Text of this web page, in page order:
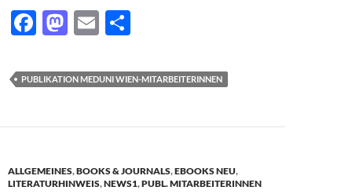
F
e
o
k
M
to
o
E
ail le
PUBLIKATION MEDUNI WIEN-MITARBEITERINNEN
ALLGEMEINES,BOOKS & JOURNALS,EBOOKS NEU,
LITERATURHINWEIS,NEWS1,PUBL. MITARBEITERINNEN